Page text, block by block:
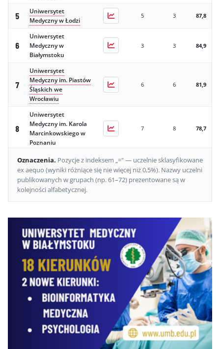
5
Uniwersytet
Medyczny w Łodzi
5 3 87,8
6
Uniwersytet
Medyczny w
Białymstoku
3 3 84,9
7
Uniwersytet
Medyczny im. Piastów
Śląskich we
Wrocławiu
6 6 81,9
8
Uniwersytet
Medyczny im. Karola
Marcinkowskiego w
Poznaniu
7 8 78,7
9
Uniwersytet
Rzeszowski
9 10 65,6
10
Uniwersytet
Szczeciński
11
Kochanowskiego w
Kielcach
10 11 49,8
Oznaczenia. Pozycje z indeksem „=" — uczelnie sklasyfikowane
ex aequo (wyniki różniące się nie więcej niż 0,5%). Nazwy uczelni
publikowanych w grupach (np. 61–72) prezentowane są w
kolejności alfabetycznej.